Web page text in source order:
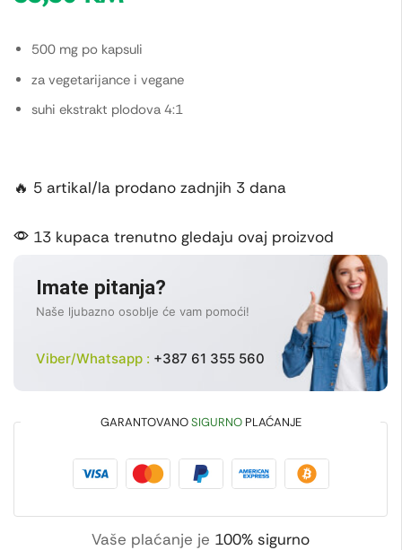
500 mg po kapsuli
za vegetarijance i vegane
suhi ekstrakt plodova 4:1
🔥 5 artikal/la prodano zadnjih 3 dana
13 kupaca trenutno gledaju ovaj proizvod
Imate pitanja?
Naše ljubazno osoblje će vam pomoći!
Viber/Whatsapp : +387 61 355 560
GARANTOVANOSIGURNOPLAĆANJE
Vaše plaćanje je 100% sigurno